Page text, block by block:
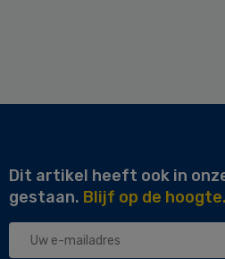
Dit artikel heeft ook in
gestaan. Blijf op de hoogte.
Uw